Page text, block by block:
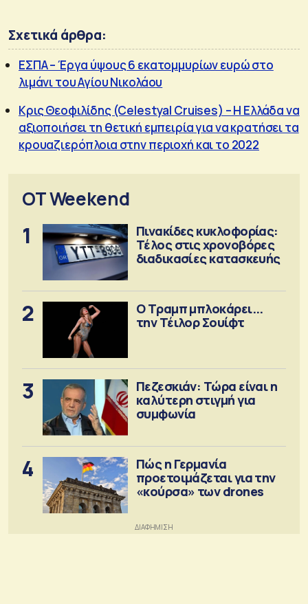
Σχετικά άρθρα:
ΕΣΠΑ – Έργα ύψους 6 εκατομμυρίων ευρώ στο
λιμάνι του Αγίου Νικολάου
Κρις Θεοφιλίδης (Celestyal Cruises) – Η Ελλάδα να
αξιοποιήσει τη θετική εμπειρία για να κρατήσει τα
κρουαζιερόπλοια στην περιοχή και το 2022
OT Weekend
1
Πινακίδες κυκλοφορίας:
Τέλος στις χρονοβόρες
διαδικασίες κατασκευής
2
Ο Τραμπ μπλοκάρει...
την Τέιλορ Σουίφτ
3
Πεζεσκιάν: Τώρα είναι η
καλύτερη στιγμή για
συμφωνία
4
Πώς η Γερμανία
προετοιμάζεται για την
«κούρσα» των drones